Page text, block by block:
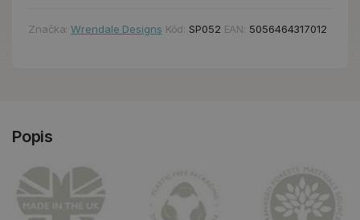
Značka:Wrendale Designs Kód: SP052 EAN: 5056464317012
Popis